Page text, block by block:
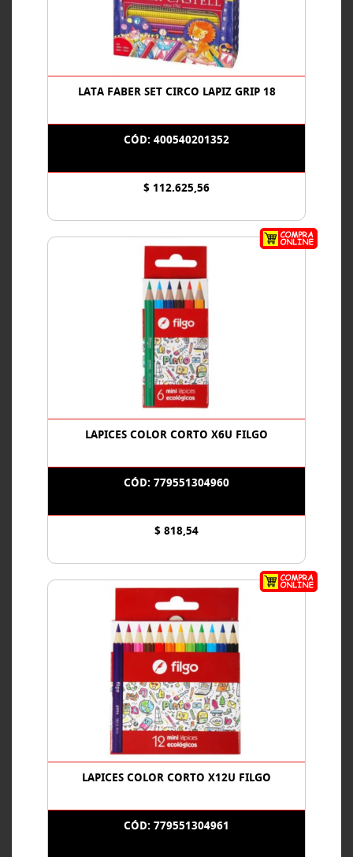
LATA FABER SET CIRCO LAPIZ GRIP 18
CÓD: 400540201352
$ 112.625,56
LAPICES COLOR CORTO X6U FILGO
CÓD: 779551304960
$ 818,54
LAPICES COLOR CORTO X12U FILGO
CÓD: 779551304961